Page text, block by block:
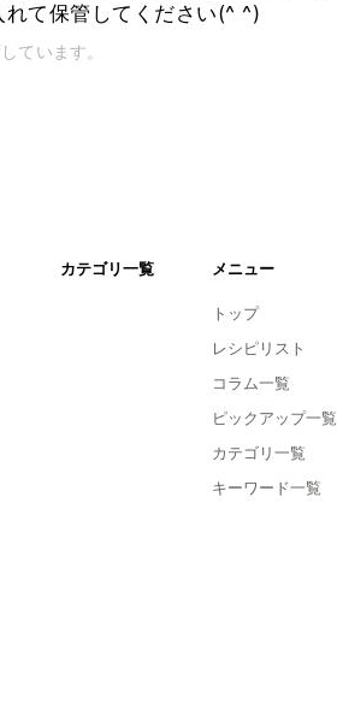
て保管してください(^ ^)
ています。
カテゴリ一覧 メニュー
トップ
レシピリスト
コラム一覧
ピックアップ一覧
カテゴリ一覧
キーワード一覧